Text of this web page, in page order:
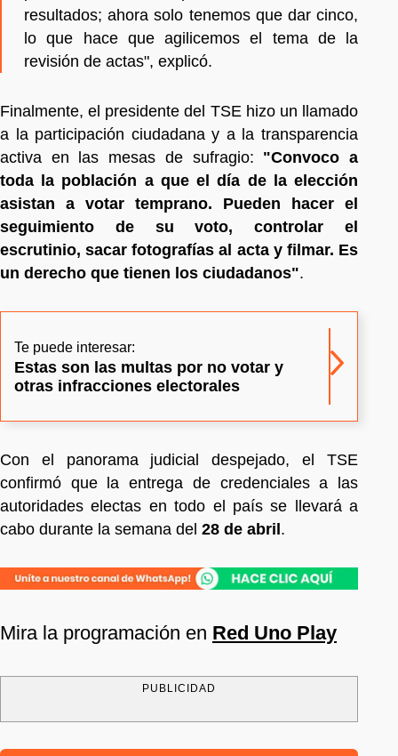
resultados; ahora solo tenemos que dar cinco,
lo que hace que agilicemos el tema de la
revisión de actas", explicó.
Finalmente, el presidente del TSE hizo un llamado
a la participación ciudadana y a la transparencia
activa en las mesas de sufragio: "Convoco a
toda la población a que el día de la elección
asistan a votar temprano. Pueden hacer el
seguimiento de su voto, controlar el
escrutinio, sacar fotografías al acta y filmar. Es
un derecho que tienen los ciudadanos".
Te puede interesar:
Estas son las multas por no votar y
otras infracciones electorales
Con el panorama judicial despejado, el TSE
confirmó que la entrega de credenciales a las
autoridades electas en todo el país se llevará a
cabo durante la semana del 28 de abril.
Mira la programación en Red Uno Play
PUBLICIDAD